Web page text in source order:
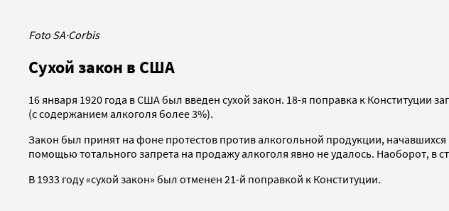
Foto SA·Corbis
Сухой закон в США
16 января 1920 года в США был введен сухой закон. 18-я поправка к
(с содержанием алкоголя более 3%).
Закон был принят на фоне протестов против алкогольной продукции, начавшихся
помощью тотального запрета на продажу алкоголя явно не удалось. Наоборот,
В 1933 году «сухой закон» был отменен 21-й поправкой к Конституции.